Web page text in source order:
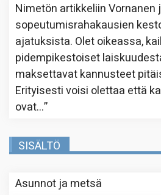
Nimetön artikkeliinVornanen
sopeutumisrahakausien
ajatuksista. Olet oikeassa,
pidempikestoiset
maksettavat kannusteet
Erityisesti voisi olettaa että
ovat…”
SISÄLTÖ
Asunnot ja metsä